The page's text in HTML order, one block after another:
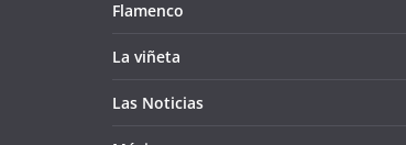
Flamenco
La viñeta
Las Noticias